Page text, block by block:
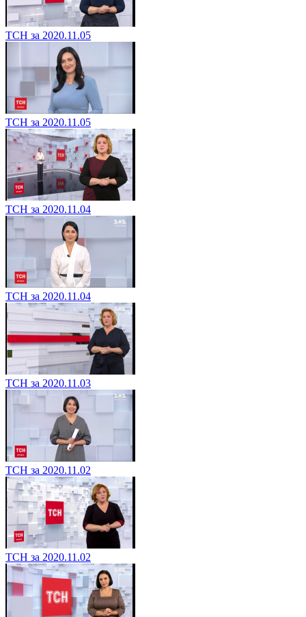
ТСН за 2020.11.05
ТСН за 2020.11.05
ТСН за 2020.11.04
ТСН за 2020.11.04
ТСН за 2020.11.03
ТСН за 2020.11.02
ТСН за 2020.11.02